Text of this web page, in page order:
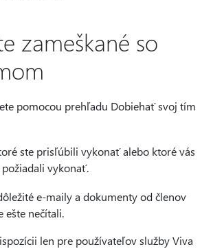
zameškané so
pomocou prehľadu Dobiehať svoj tím
ste prisľúbili vykonať alebo ktoré vás
vykonať.
e-maily a dokumenty od členov
ešte nečítali.
len pre používateľov služby Viva